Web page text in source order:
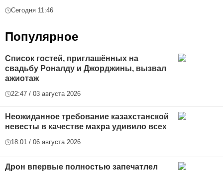
Сегодня 11:46
Популярное
Список гостей, приглашённых на
свадьбу Роналду и Джорджины, вызвал
ажиотаж
22:47 / 03 августа 2026
Неожиданное требование казахстанской
невесты в качестве махра удивило всех
18:01 / 06 августа 2026
Дрон впервые полностью запечатлел